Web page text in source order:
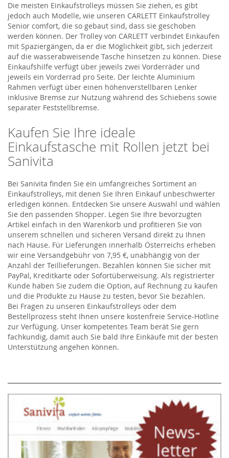
Die meisten Einkaufstrolleys müssen Sie ziehen, es gibt
jedoch auch Modelle, wie unseren CARLETT Einkaufstrolley
Senior comfort, die so gebaut sind, dass sie geschoben
werden können. Der Trolley von CARLETT verbindet Einkaufen
mit Spaziergängen, da er die Möglichkeit gibt, sich jederzeit
auf die wasserabweisende Tasche hinsetzen zu können. Diese
Einkaufshilfe verfügt über jeweils zwei Vorderräder und
jeweils ein Vorderrad pro Seite. Der leichte Aluminium
Rahmen verfügt über einen höhenverstellbaren Lenker
inklusive Bremse zur Nutzung während des Schiebens sowie
separater Feststellbremse.
Kaufen Sie Ihre ideale
Einkaufstasche mit Rollen jetzt bei
Sanivita
Bei Sanivita finden Sie ein umfangreiches Sortiment an
Einkaufstrolleys, mit denen Sie Ihren Einkauf unbeschwerter
erledigen können. Entdecken Sie unsere Auswahl und wählen
Sie den passenden Shopper. Legen Sie Ihre bevorzugten
Artikel einfach in den Warenkorb und profitieren Sie von
unserem schnellen und sicheren Versand direkt zu Ihnen
nach Hause. Für Lieferungen innerhalb Österreichs erheben
wir eine Versandgebühr von 7,95 €, unabhängig von der
Anzahl der Teillieferungen. Bezahlen können Sie sicher mit
PayPal, Kreditkarte oder Sofortüberweisung. Als registrierter
Kunde haben Sie zudem die Option, auf Rechnung zu kaufen
und die Produkte zu Hause zu testen, bevor Sie bezahlen.
Bei Fragen zu unseren Einkaufstrolleys oder dem
Bestellprozess steht Ihnen unsere kostenfreie Service-Hotline
zur Verfügung. Unser kompetentes Team berät Sie gern
fachkundig, damit auch Sie bald Ihre Einkäufe mit der besten
Unterstützung angehen können.